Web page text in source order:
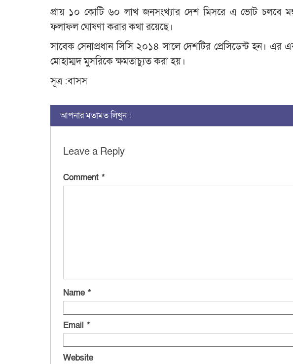
প্রায় ১০ কোটি ৬০ লাখ জনসংখ্যার দেশ মিসরে এ ভোট চলবে
ফলাফল ঘোষণা করার কথা রয়েছে।
সাবেক সেনাপ্রধান সিসি ২০১৪ সালে দেশটির প্রেসিডেন্ট হন। এর
মোহাম্মদ মুসরিকে ক্ষমতাচ্যুত করা হয়।
সূত্র :বাসস
আপনার মতামত লিখুন :
Leave a Reply
Comment *
Name *
Email *
Website